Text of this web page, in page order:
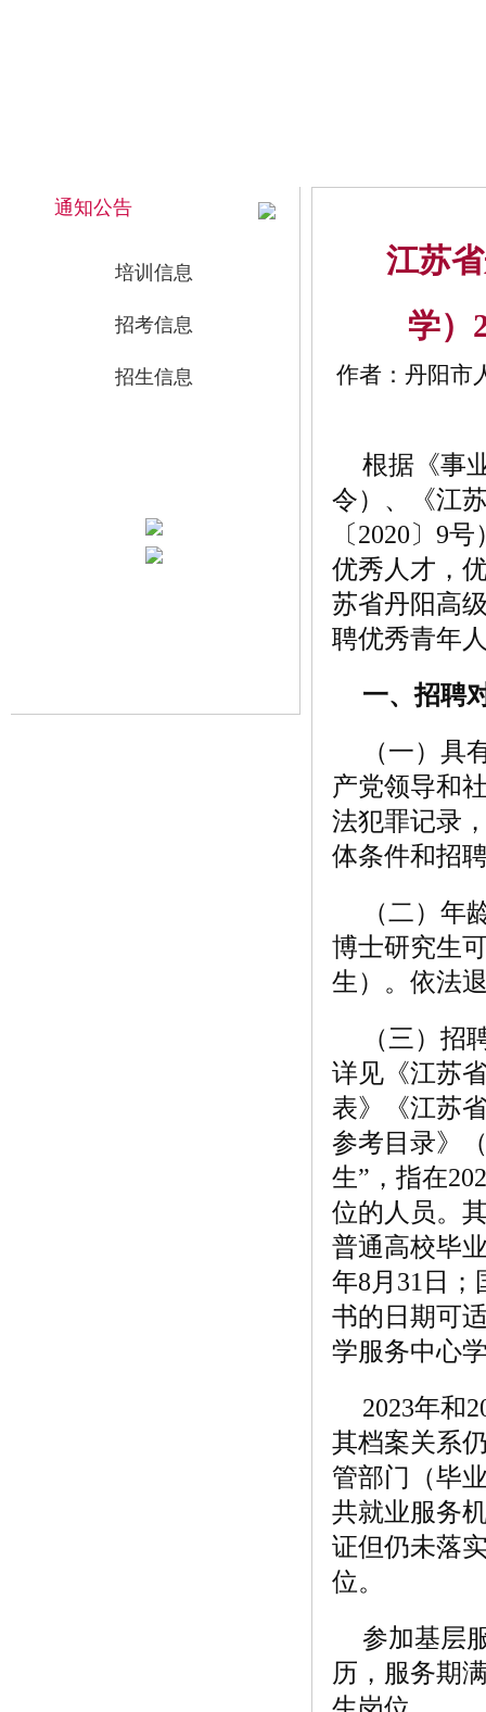
通知公告
培训信息
招考信息
招生信息
江苏
学）
作者：丹阳市
根据《事
令）、《江
〔2020〕9
优秀人才，
苏省丹阳高
聘优秀青年
一、招聘
（一）
产党领导和
法犯罪记录
体条件和招
（二） 年
博士研究生
生）。依法
（三）
详见《江苏
表》《江苏
参考目录》
生”，指在
位的人员。
普通高校毕
年8月31日
书的日期可
学服务中心
2023年和
其档案关系
管部门（毕
共就业服务
证但仍未落
位。
参加基层
历，服务期